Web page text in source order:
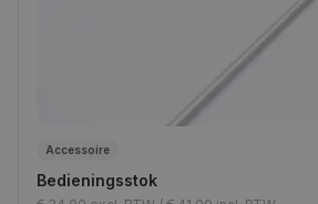
Accessoire
Bedieningsstok